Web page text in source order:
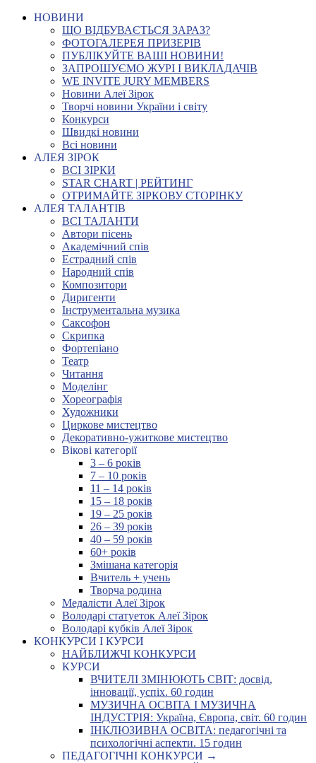
НОВИНИ
ЩО ВІДБУВАЄТЬСЯ ЗАРАЗ?
ФОТОГАЛЕРЕЯ ПРИЗЕРІВ
ПУБЛІКУЙТЕ ВАШІ НОВИНИ!
ЗАПРОШУЄМО ЖУРІ І ВИКЛАДАЧІВ
WE INVITE JURY MEMBERS
Новини Алеї Зірок
Творчі новини України і світу
Конкурси
Швидкі новини
Всі новини
АЛЕЯ ЗІРОК
ВСІ ЗІРКИ
STAR CHART | РЕЙТИНГ
ОТРИМАЙТЕ ЗІРКОВУ СТОРІНКУ
АЛЕЯ ТАЛАНТІВ
ВСІ ТАЛАНТИ
Автори пісень
Академічний спів
Естрадний спів
Народний спів
Композитори
Диригенти
Інструментальна музика
Саксофон
Скрипка
Фортепіано
Театр
Читання
Моделінг
Хореографія
Художники
Циркове мистецтво
Декоративно-ужиткове мистецтво
Вікові категорії
3 – 6 років
7 – 10 років
11 – 14 років
15 – 18 років
19 – 25 років
26 – 39 років
40 – 59 років
60+ років
Змішана категорія
Вчитель + учень
Творча родина
Медалісти Алеї Зірок
Володарі статуеток Алеї Зірок
Володарі кубків Алеї Зірок
КОНКУРСИ І КУРСИ
НАЙБЛИЖЧІ КОНКУРСИ
КУРСИ
ВЧИТЕЛІ ЗМІНЮЮТЬ СВІТ: досвід,
інновації, успіх. 60 годин
МУЗИЧНА ОСВІТА І МУЗИЧНА
ІНДУСТРІЯ: Україна, Європа, світ. 60 годин
ІНКЛЮЗИВНА ОСВІТА: педагогічні та
психологічні аспекти. 15 годин
ПЕДАГОГІЧНІ КОНКУРСИ →